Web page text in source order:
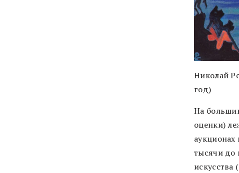
Николай
год)
На
оценки)
тысячи до